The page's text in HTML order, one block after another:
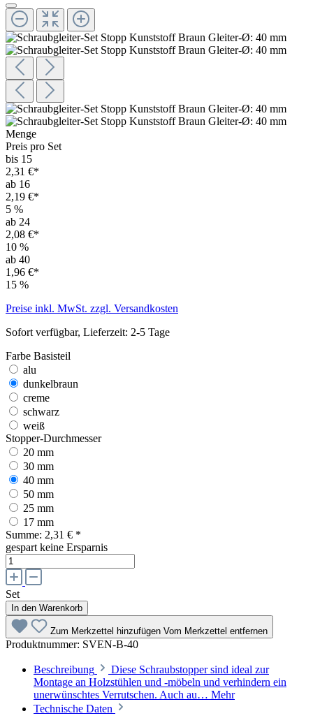
Menge
Preis pro Set
bis 15
2,31 €*
ab 16
2,19 €*
5 %
ab 24
2,08 €*
10 %
ab 40
1,96 €*
15 %
Preise inkl. MwSt. zzgl. Versandkosten
Sofort verfügbar, Lieferzeit: 2-5 Tage
Farbe Basisteil
alu
dunkelbraun
creme
schwarz
weiß
Stopper-Durchmesser
20 mm
30 mm
40 mm
50 mm
25 mm
17 mm
Summe: 2,31 € *
gespart keine Ersparnis
Set
In den Warenkorb
Zum Merkzettel hinzufügen Vom Merkzettel entfernen
Produktnummer: SVEN-B-40
Beschreibung
Diese Schraubstopper sind ideal zur
Montage an Holzstühlen und -möbeln und verhindern ein
unerwünschtes Verrutschen. Auch au… Mehr
Technische Daten